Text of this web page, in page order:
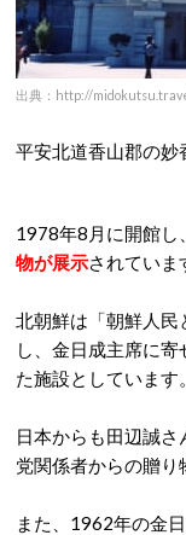
出典：http://
平安北道香山郡の妙
1978年8月に開館し
物が展示されていま
北朝鮮は「朝鮮人民
し、金日成主席に
た施設としています。
日本からも田辺誠
党関係者からの贈り
また、1962年の金